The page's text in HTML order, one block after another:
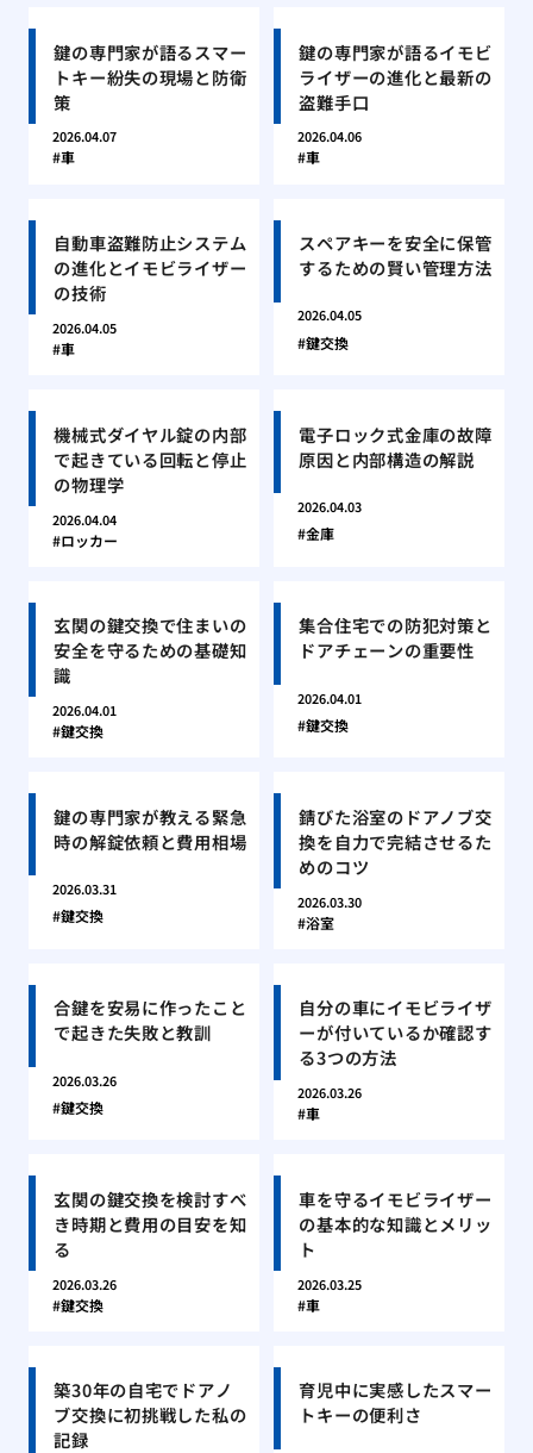
鍵の専門家が語るスマー
トキー紛失の現場と防衛
策
2026.04.07
車
鍵の専門家が語るイモビ
ライザーの進化と最新の
盗難手口
2026.04.06
車
自動車盗難防止システム
の進化とイモビライザー
の技術
2026.04.05
車
スペアキーを安全に保管
するための賢い管理方法
2026.04.05
鍵交換
機械式ダイヤル錠の内部
で起きている回転と停止
の物理学
2026.04.04
ロッカー
電子ロック式金庫の故障
原因と内部構造の解説
2026.04.03
金庫
玄関の鍵交換で住まいの
安全を守るための基礎知
識
2026.04.01
鍵交換
集合住宅での防犯対策と
ドアチェーンの重要性
2026.04.01
鍵交換
鍵の専門家が教える緊急
時の解錠依頼と費用相場
2026.03.31
鍵交換
錆びた浴室のドアノブ交
換を自力で完結させるた
めのコツ
2026.03.30
浴室
合鍵を安易に作ったこと
で起きた失敗と教訓
2026.03.26
鍵交換
自分の車にイモビライザ
ーが付いているか確認す
る3つの方法
2026.03.26
車
玄関の鍵交換を検討すべ
き時期と費用の目安を知
る
2026.03.26
鍵交換
車を守るイモビライザー
の基本的な知識とメリッ
ト
2026.03.25
車
築30年の自宅でドアノ
ブ交換に初挑戦した私の
記録
育児中に実感したスマー
トキーの便利さ